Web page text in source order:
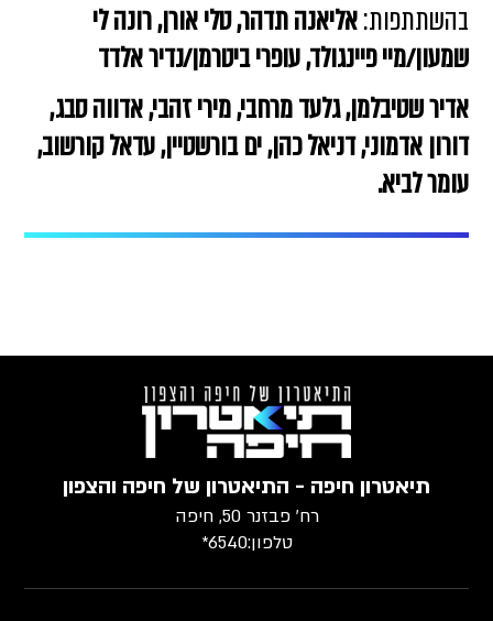
בהשתתפות:אליאנה תדהר, טלי אורן, רונה לי
שמעון/מיי פיינגולד, עופרי ביטרמן/נדיר אלדד
אדיר שטיבלמן, גלעד מרחבי, מירי זהבי, אדווה סבג,
דורון אדמוני, דניאל כהן, ים בורשטיין, עדאל קורשוב,
עומר לביא.
תיאטרון חיפה - התיאטרון של חיפה והצפון
רח׳ פבזנר 50, חיפה
טלפון:6540*